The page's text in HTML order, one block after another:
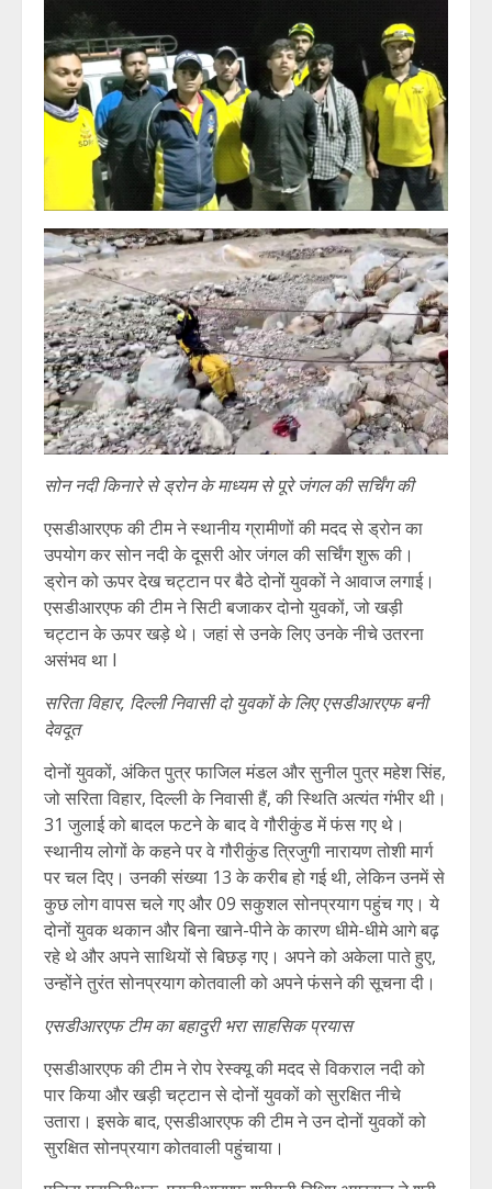
सोन नदी किनारे से ड्रोन के माध्यम से पूरे जंगल की सर्चिंग की
एसडीआरएफ की टीम ने स्थानीय ग्रामीणों की मदद से ड्रोन का
उपयोग कर सोन नदी के दूसरी ओर जंगल की सर्चिंग शुरू की।
ड्रोन को ऊपर देख चट्टान पर बैठे दोनों युवकों ने आवाज लगाई।
एसडीआरएफ की टीम ने सिटी बजाकर दोनो युवकों, जो खड़ी
चट्टान के ऊपर खड़े थे। जहां से उनके लिए उनके नीचे उतरना
असंभव था l
सरिता विहार, दिल्ली निवासी दो युवकों के लिए एसडीआरएफ बनी
देवदूत
दोनों युवकों, अंकित पुत्र फाजिल मंडल और सुनील पुत्र महेश सिंह,
जो सरिता विहार, दिल्ली के निवासी हैं, की स्थिति अत्यंत गंभीर थी।
31 जुलाई को बादल फटने के बाद वे गौरीकुंड में फंस गए थे।
स्थानीय लोगों के कहने पर वे गौरीकुंड त्रिजुगी नारायण तोशी मार्ग
पर चल दिए। उनकी संख्या 13 के करीब हो गई थी, लेकिन उनमें से
कुछ लोग वापस चले गए और 09 सकुशल सोनप्रयाग पहुंच गए। ये
दोनों युवक थकान और बिना खाने-पीने के कारण धीमे-धीमे आगे बढ़
रहे थे और अपने साथियों से बिछड़ गए। अपने को अकेला पाते हुए,
उन्होंने तुरंत सोनप्रयाग कोतवाली को अपने फंसने की सूचना दी।
एसडीआरएफ टीम का बहादुरी भरा साहसिक प्रयास
एसडीआरएफ की टीम ने रोप रेस्क्यू की मदद से विकराल नदी को
पार किया और खड़ी चट्टान से दोनों युवकों को सुरक्षित नीचे
उतारा। इसके बाद, एसडीआरएफ की टीम ने उन दोनों युवकों को
सुरक्षित सोनप्रयाग कोतवाली पहुंचाया।